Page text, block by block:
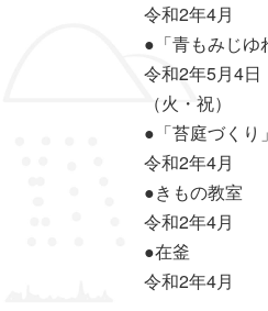
令和2年4月
●「青もみじゆ
令和2年5月4日
（火・祝）
●「苔庭づくり」
令和2年4月
●きもの教室
令和2年4月
●在釜
令和2年4月